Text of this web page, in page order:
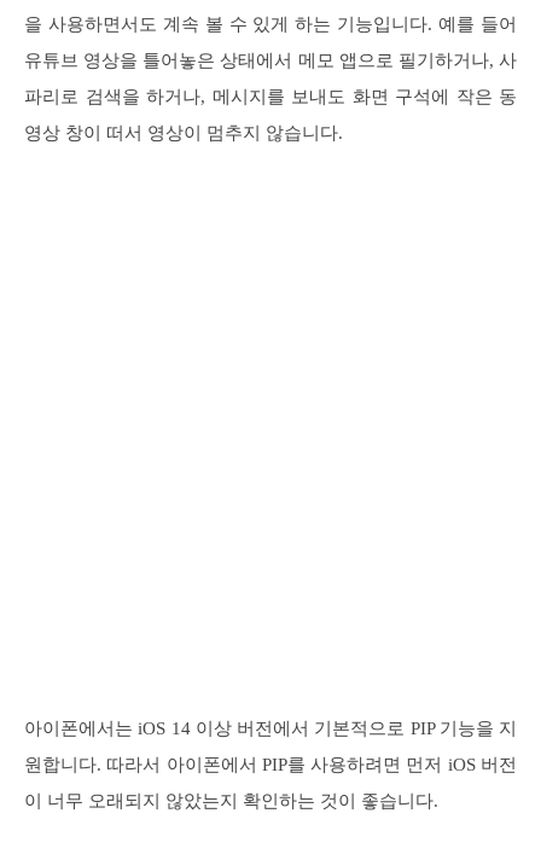
을 사용하면서도 계속 볼 수 있게 하는 기능입니다. 예를 들어
유튜브 영상을 틀어놓은 상태에서 메모 앱으로 필기하거나, 사
파리로 검색을 하거나, 메시지를 보내도 화면 구석에 작은 동
영상 창이 떠서 영상이 멈추지 않습니다.
아이폰에서는 iOS 14 이상 버전에서 기본적으로 PIP 기능을 지
원합니다. 따라서 아이폰에서 PIP를 사용하려면 먼저 iOS 버전
이 너무 오래되지 않았는지 확인하는 것이 좋습니다.